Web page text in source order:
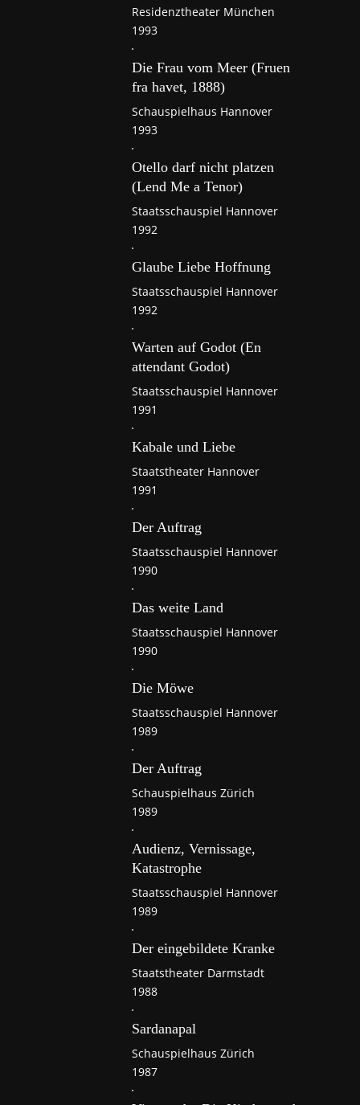
Residenztheater München
1993
Die Frau vom Meer (Fruen
fra havet, 1888)
Schauspielhaus Hannover
1993
Otello darf nicht platzen
(Lend Me a Tenor)
Staatsschauspiel Hannover
1992
Glaube Liebe Hoffnung
Staatsschauspiel Hannover
1992
Warten auf Godot (En
attendant Godot)
Staatsschauspiel Hannover
1991
Kabale und Liebe
Staatstheater Hannover
1991
Der Auftrag
Staatsschauspiel Hannover
1990
Das weite Land
Staatsschauspiel Hannover
1990
Die Möwe
Staatsschauspiel Hannover
1989
Der Auftrag
Schauspielhaus Zürich
1989
Audienz, Vernissage,
Katastrophe
Staatsschauspiel Hannover
1989
Der eingebildete Kranke
Staatstheater Darmstadt
1988
Sardanapal
Schauspielhaus Zürich
1987